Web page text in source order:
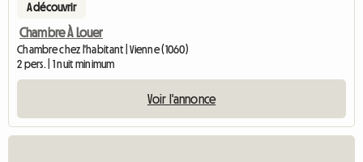
A découvrir
Chambre À Louer
Chambre chez l'habitant | Vienne (1060)
2 pers. | 1 nuit minimum
Voir l'annonce